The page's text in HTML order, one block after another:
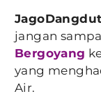
JagoDangdut
jangan
Bergoyang
yang
Air.